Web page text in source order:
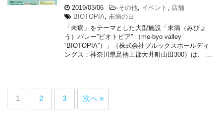
2019/03/06 -その他 イベント
店舗
BIOTOPIA
未病の日
「未病」をテーマとした大型施設「未病（みびょ
う）バレー”ビオトピア” （me-byo valley
“BIOTOPIA”）」（株式会社ブルックスホールディ
ングス：神奈川県足柄上郡大井町山田300）は、 …
1 2 3 次へ »